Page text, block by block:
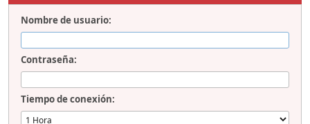
Nombre de usuario:
Contraseña:
Tiempo de conexión: